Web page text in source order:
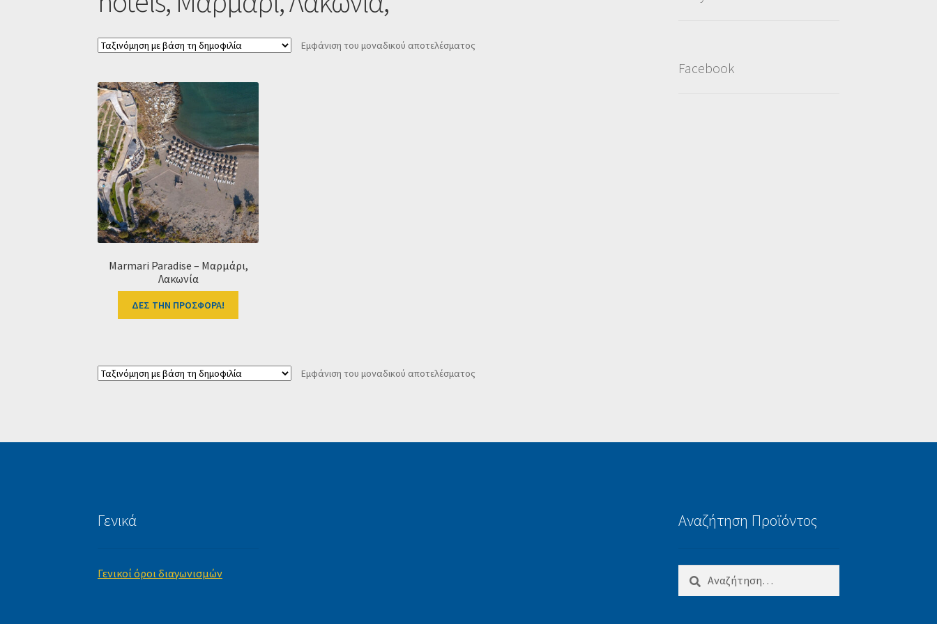
Εμφάνιση του μοναδικού αποτελέσματος
Marmari Paradise – Μαρμάρι,
Λακωνία
ΔΕΣ ΤΗΝ ΠΡΟΣΦΟΡΑ!
Εμφάνιση του μοναδικού αποτελέσματος
Facebook
Γενικά
Γενικοί όροι διαγωνισμών
Αναζήτηση Προϊόντος
για: